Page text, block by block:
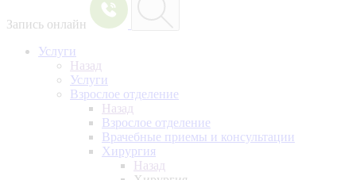
Запись онлайн
Услуги
Назад
Услуги
Взрослое отделение
Назад
Взрослое отделение
Врачебные приемы и консультации
Хирургия
Назад